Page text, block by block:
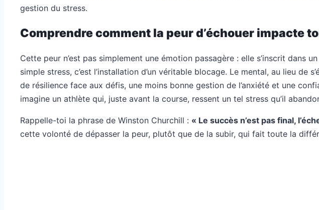
gestion du stress.
Comprendre comment la peur d’échouer impacte
Cette peur n’est pas simplement une émotion passagère : elle s’inscrit
simple stress, c’est l’installation d’un véritable blocage. Le mental, au lieu de
de résilience face aux défis, une moins bonne gestion de l’anxiété et une
imagine un athlète qui, juste avant la course, ressent un tel stress qu’il
Rappelle-toi la phrase de Winston Churchill : « Le succès n’est pas final,
cette volonté de dépasser la peur, plutôt que de la subir, qui fait toute la